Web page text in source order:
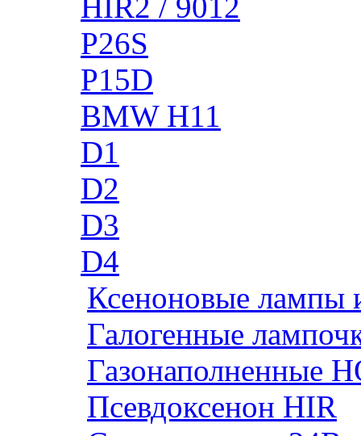
P26S
P15D
BMW H11
D1
D2
D3
D4
Ксеноновые лампы
Галогенные
Газонаполненные
Псевдоксенон HIR